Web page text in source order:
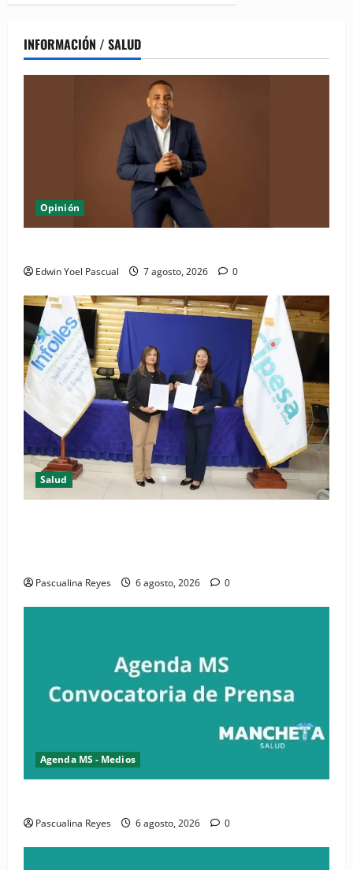
INFORMACIÓN / SALUD
Opinión
Edwin Yoel Pascual 7 agosto, 2026 0
Salud
Pascualina Reyes 6 agosto, 2026 0
Agenda MS - Medios
Pascualina Reyes 6 agosto, 2026 0